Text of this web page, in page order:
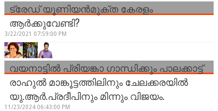
ട്രേഡ് യൂണിയന്‍മുക്ത കേരളം
ആര്‍ക്കുവേണ്ടി?
3/22/2021 07:59:00 PM
വയനാട്ടിൽ പ്രിയങ്കാ ഗാന്ധിക്കും പാലക്കാട്ട്
രാഹുൽ മാങ്കൂട്ടത്തിലിനും ചേലക്കരയിൽ
യു.ആർ.പ്രദീപിനും മിന്നും വിജയം.
11/23/2024 06:43:00 PM